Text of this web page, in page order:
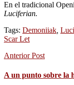
En el tradicional
Luciferian.
Tags: Demoniiak,
Scar Let
Anterior Post
A un punto sobre la